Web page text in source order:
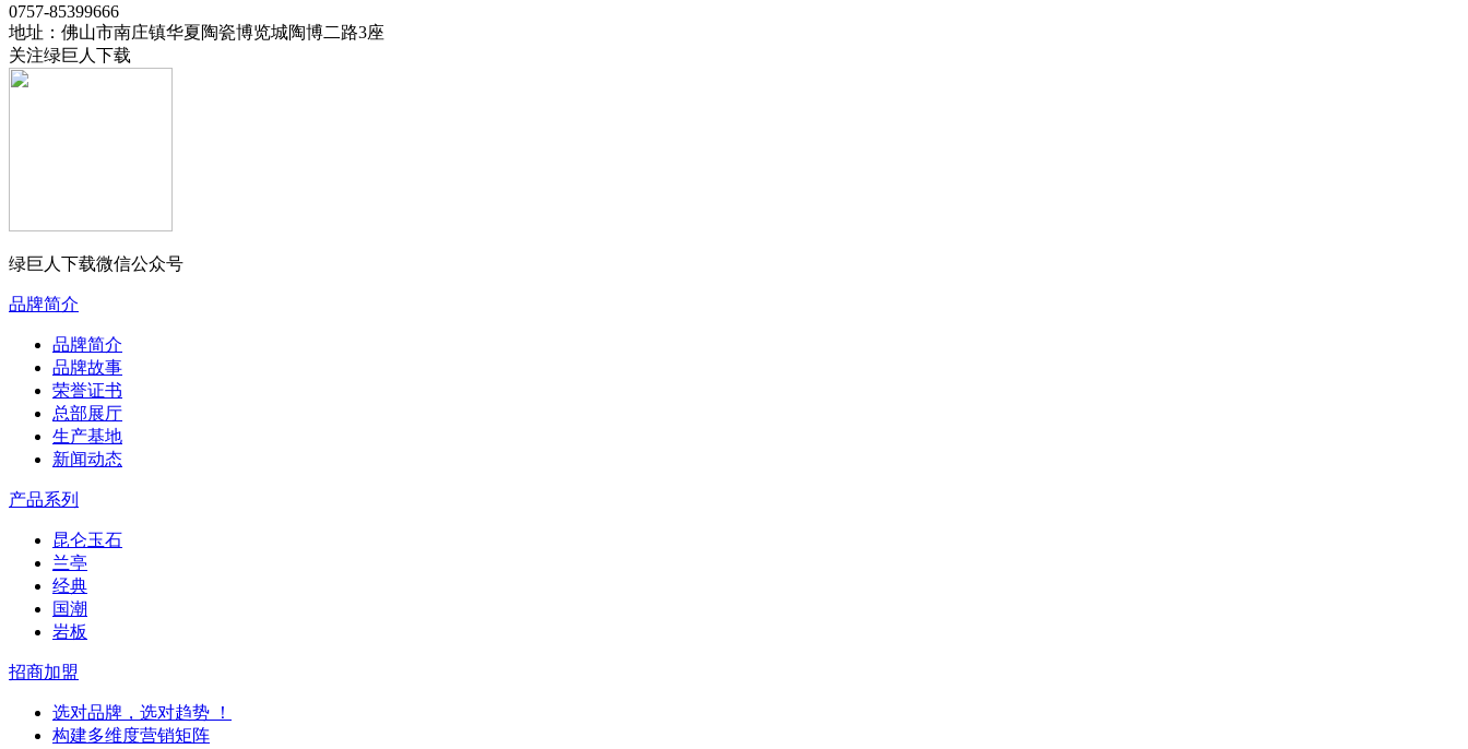
0757-85399666
地址：佛山市南庄镇华夏陶瓷博览城陶博二路3座
关注绿巨人下载
绿巨人下载微信公众号
品牌简介
品牌简介
品牌故事
荣誉证书
总部展厅
生产基地
新闻动态
产品系列
昆仑玉石
兰亭
经典
国潮
岩板
招商加盟
选对品牌，选对趋势 ！
构建多维度营销矩阵